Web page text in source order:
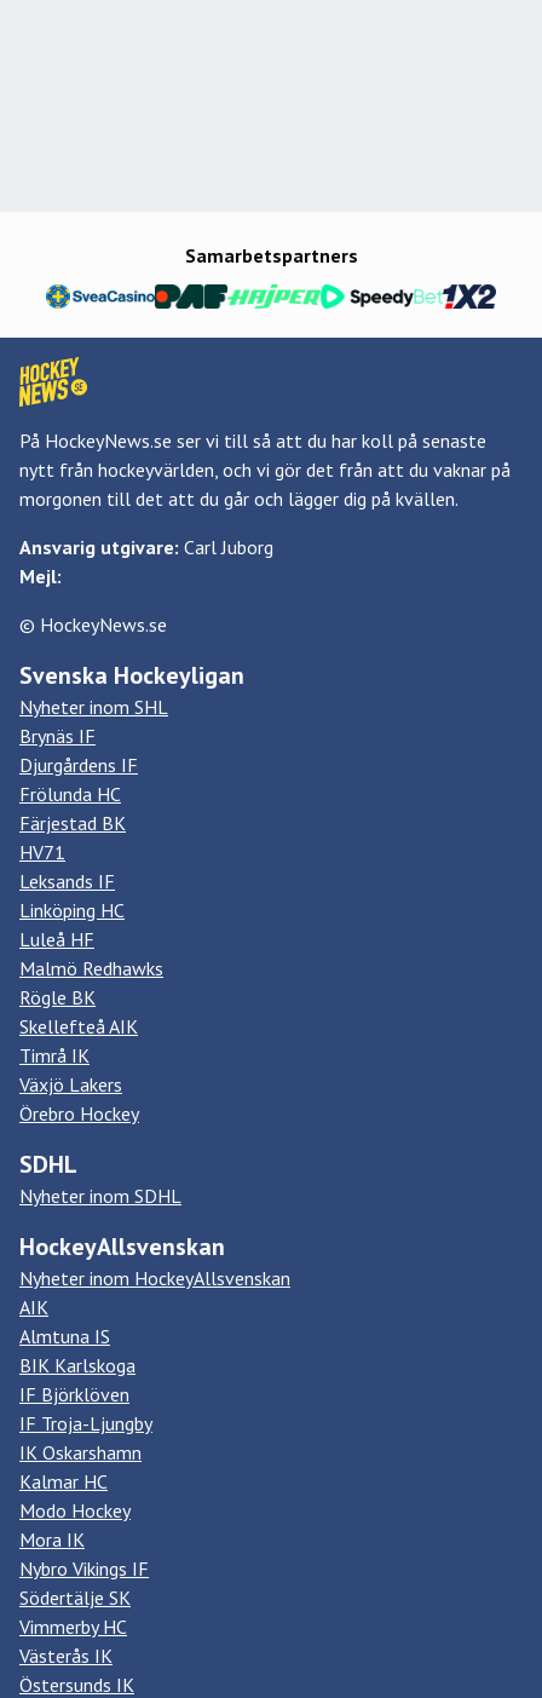
Samarbetspartners
På HockeyNews.se ser vi till så att du har koll på senaste
nytt från hockeyvärlden, och vi gör det från att du vaknar på
morgonen till det att du går och lägger dig på kvällen.
Ansvarig utgivare: Carl Juborg
Mejl:
© HockeyNews.se
Svenska Hockeyligan
Nyheter inom SHL
Brynäs IF
Djurgårdens IF
Frölunda HC
Färjestad BK
HV71
Leksands IF
Linköping HC
Luleå HF
Malmö Redhawks
Rögle BK
Skellefteå AIK
Timrå IK
Växjö Lakers
Örebro Hockey
SDHL
Nyheter inom SDHL
HockeyAllsvenskan
Nyheter inom HockeyAllsvenskan
AIK
Almtuna IS
BIK Karlskoga
IF Björklöven
IF Troja-Ljungby
IK Oskarshamn
Kalmar HC
Modo Hockey
Mora IK
Nybro Vikings IF
Södertälje SK
Vimmerby HC
Västerås IK
Östersunds IK